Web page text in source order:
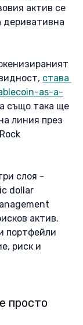
актив се
деривативна
става
as-a-
също така ще
линия през
слоя -
dollar
актив.
портфейли
риск и
просто